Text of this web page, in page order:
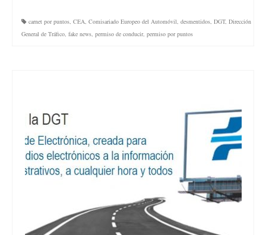
carnet por puntos, CEA, Comisariado Europeo del Automóvil, desmentidos, DGT, Dirección
General de Tráfico, fake news, permiso de conducir, permiso por puntos